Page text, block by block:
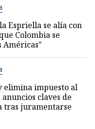
Espriella se alía con
Colombia se
Américas"
elimina impuesto al
claves de
tras juramentarse